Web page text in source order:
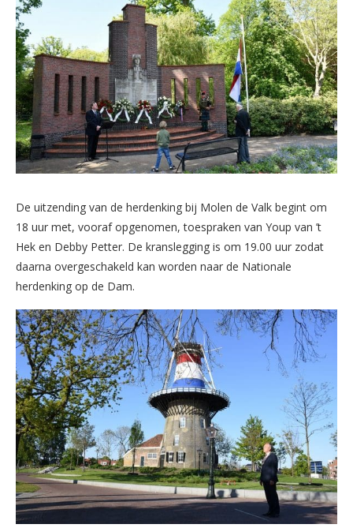
De uitzending van de herdenking bij Molen de Valk begint om
18 uur met, vooraf opgenomen, toespraken van Youp van ’t
Hek en Debby Petter. De kranslegging is om 19.00 uur zodat
daarna overgeschakeld kan worden naar de Nationale
herdenking op de Dam.